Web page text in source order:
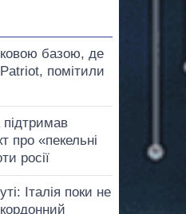
базою, де
помітили
про «пекельні
росії
Італія поки не